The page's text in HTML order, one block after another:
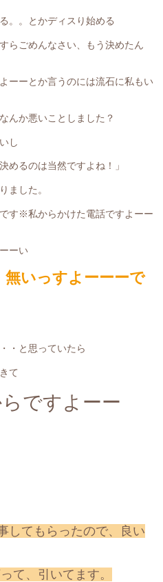
。。とかディスり始める
らごめんなさい、もう決めたん
ーーとか言うのには流石に私もい
んか悪いことしました？
し
めるのは当然ですよね！」
ました。
す※私からかけた電話ですよーー
ーい
いっすよーーーで
・と思っていたら
て
ですよーー
てもらったので、良い
て、引いてます。